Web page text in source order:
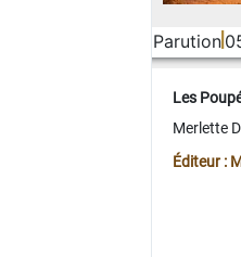
Parution
Les
Merlette
Éditeur :